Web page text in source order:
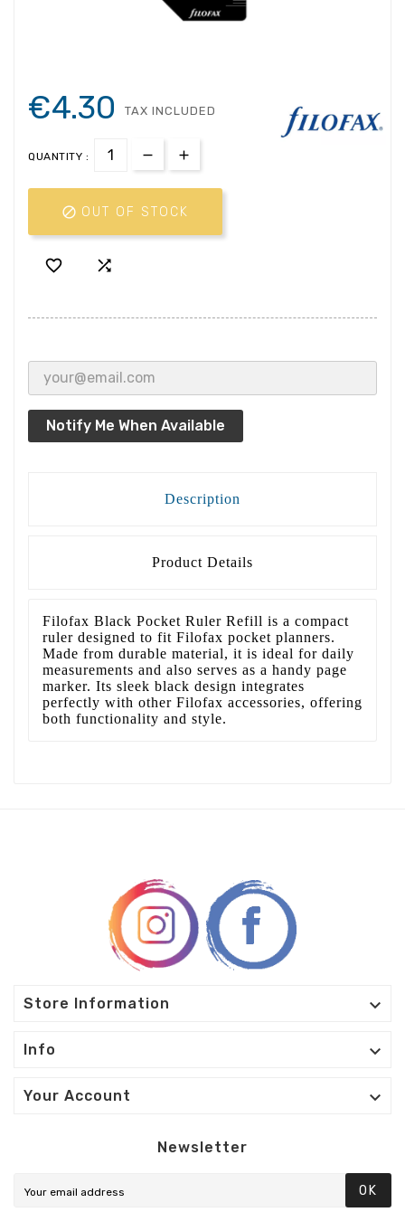
€4.30 TAX INCLUDED
QUANTITY :
 OUT OF STOCK
 
Notify Me When Available
Description
Product Details
Filofax Black Pocket Ruler Refill is a compact
ruler designed to fit Filofax pocket planners.
Made from durable material, it is ideal for daily
measurements and also serves as a handy page
marker. Its sleek black design integrates
perfectly with other Filofax accessories, offering
both functionality and style.
Store Information 
Info 
Your Account 
Newsletter
OK